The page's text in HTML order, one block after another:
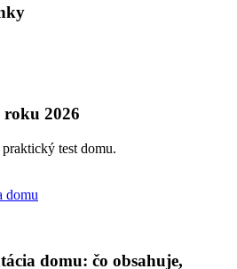
roku 2026
test domu.
domu: čo obsahuje,